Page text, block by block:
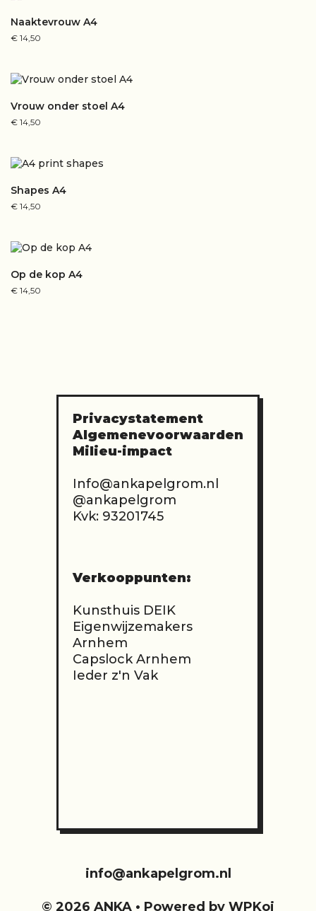
Naaktevrouw A4
€ 14,50
Vrouw onder stoel A4
€ 14,50
Shapes A4
€ 14,50
Op de kop A4
€ 14,50
Privacystatement
Algemenevoorwaarden
Milieu-impact
Info@ankapelgrom.nl
@ankapelgrom
Kvk: 93201745
Verkooppunten:
Kunsthuis DEIK
Eigenwijzemakers
Arnhem
Capslock Arnhem
Ieder z'n Vak
info@ankapelgrom.nl
© 2026 ANKA • Powered by WPKoi